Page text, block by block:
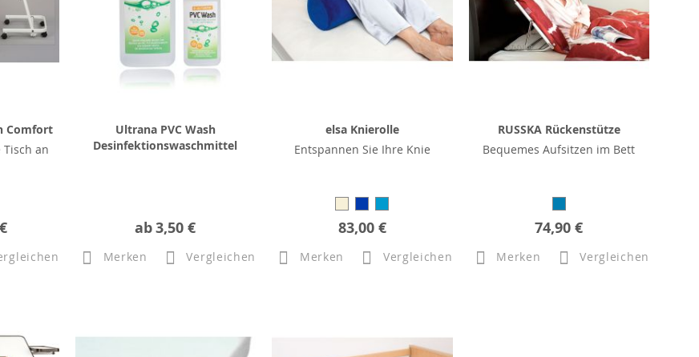
Comfort
an
Ultrana PVC Wash
Desinfektionswaschmittel
ab3,50 €
Merken Vergleichen
elsa Knierolle
Entspannen Sie Ihre Knie
83,00 €
Merken Vergleichen
RUSSKA Rückenstütze
Bequemes Aufsitzen im Bett
74,90 €
Merken Vergleichen